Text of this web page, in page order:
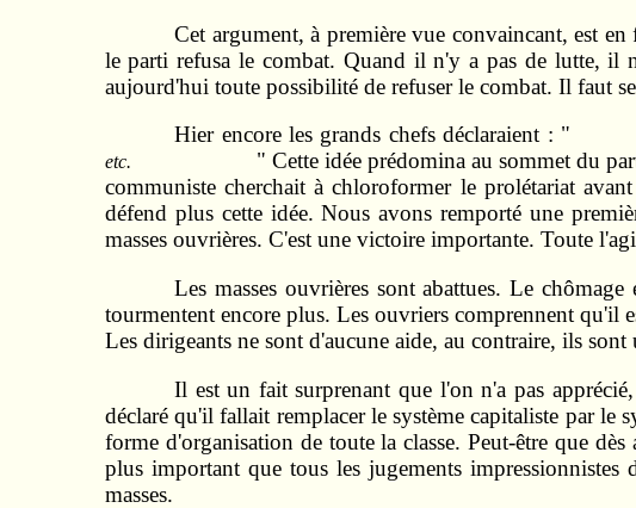
Cet argument, à première vue convaincant, est
le parti refusa le combat. Quand il n'y a pas de lutte, il
aujourd'hui toute possibilité de refuser le combat. Il faut
Hier encore les grands chefs déclaraient : "
etc.
" Cette idée prédomina au sommet du
communiste cherchait à chloroformer le prolétariat
défend plus cette idée. Nous avons remporté une
masses ouvrières. C'est une victoire importante. Toute
Les masses ouvrières sont abattues. Le
tourmentent encore plus. Les ouvriers comprennent qu'il
Les dirigeants ne sont d'aucune aide, au contraire, ils
Il est un fait surprenant que l'on n'a pas
déclaré qu'il fallait remplacer le système capitaliste par le
forme d'organisation de toute la classe. Peut-être que
plus important que tous les jugements impressionnistes
masses.